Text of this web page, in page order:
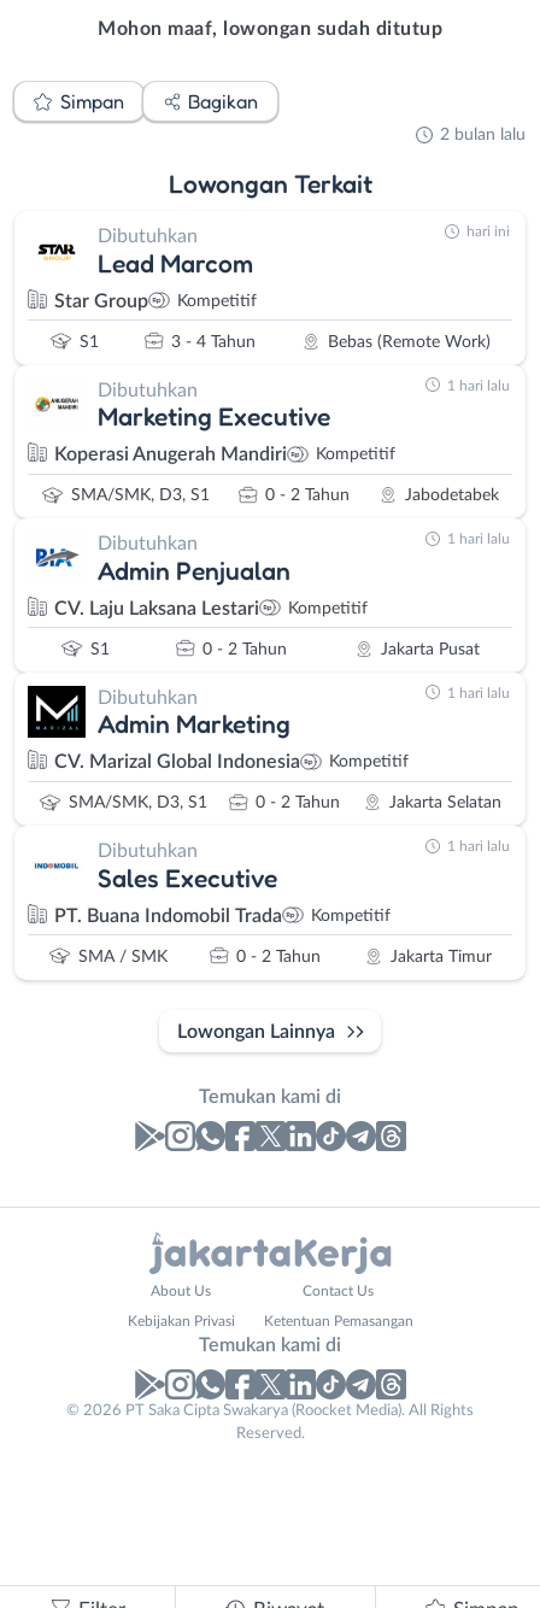
Mohon maaf, lowongan sudah ditutup
Simpan Bagikan
2 bulan lalu
Lowongan Terkait
Dibutuhkan
Lead Marcom
Star Group Kompetitif
S1 3 - 4 Tahun Bebas (Remote Work)
hari ini
Dibutuhkan
Marketing Executive
Koperasi Anugerah Mandiri Kompetitif
SMA/SMK, D3, S1 0 - 2 Tahun Jabodetabek
1 hari lalu
Dibutuhkan
Admin Penjualan
CV. Laju Laksana Lestari Kompetitif
S1 0 - 2 Tahun Jakarta Pusat
1 hari lalu
Dibutuhkan
Admin Marketing
CV. Marizal Global Indonesia Kompetitif
SMA/SMK, D3, S1 0 - 2 Tahun Jakarta Selatan
1 hari lalu
Dibutuhkan
Sales Executive
PT. Buana Indomobil Trada Kompetitif
SMA / SMK 0 - 2 Tahun Jakarta Timur
1 hari lalu
Lowongan Lainnya
Temukan kami di
BusinessNo. Telp /
Asisten
Selatan
About Us Contact Us
Kebijakan Privasi Ketentuan Pemasangan
Temukan kami di
© 2026 PT Saka Cipta Swakarya (Roocket Media). All Rights
Reserved.